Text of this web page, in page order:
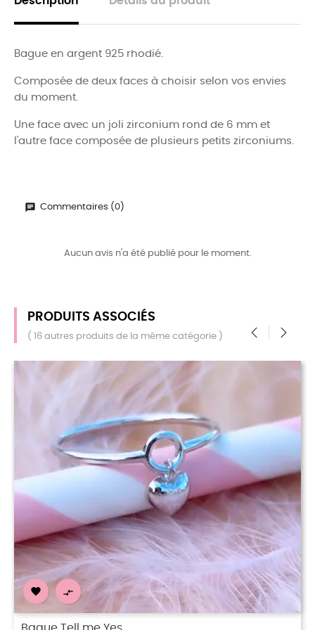
Bague en argent 925 rhodié.
Composée de deux faces à choisir selon vos envies
du moment.
Une face avec un joli zirconium rond de 6 mm et
l'autre face composée de plusieurs petits zirconiums.
Commentaires (0)
Aucun avis n'a été publié pour le moment.
PRODUITS ASSOCIÉS
( 16 autres produits de la même catégorie )
 
‹ ›